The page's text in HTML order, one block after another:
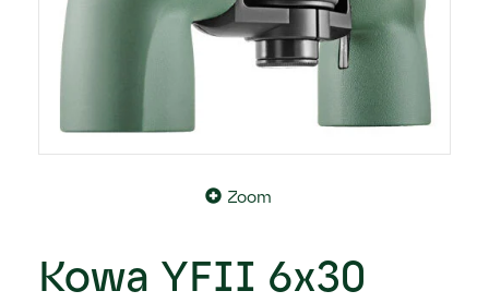
Zoom
Kowa YFII 6x30